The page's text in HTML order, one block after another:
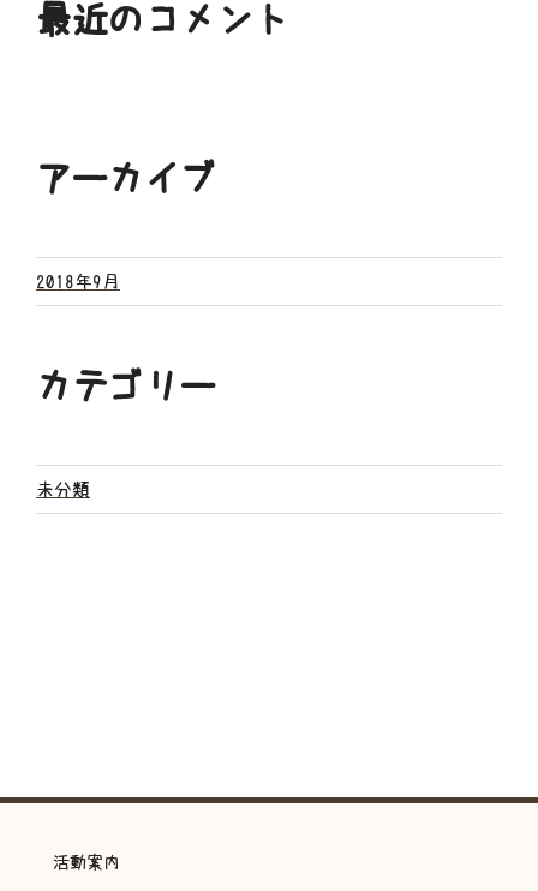
最近のコメント
アーカイブ
2018年9月
カテゴリー
未分類
活動案内